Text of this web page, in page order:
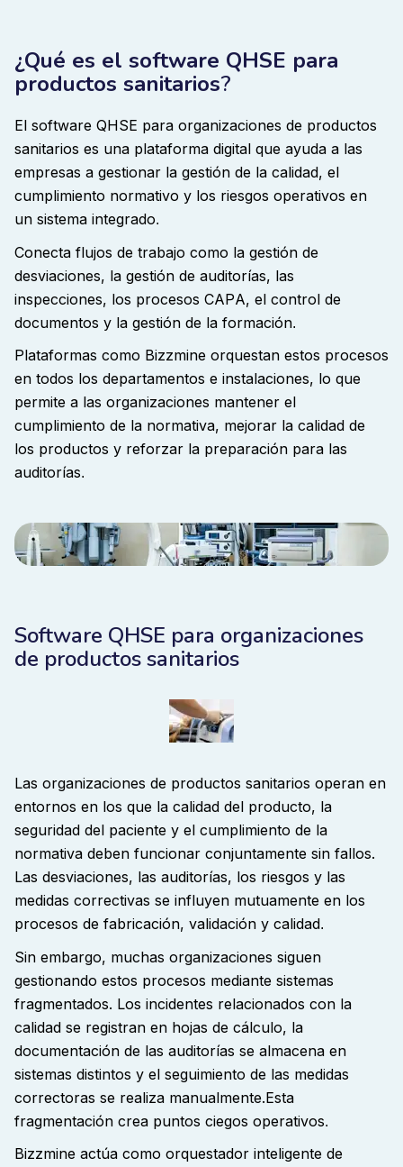
¿Qué es el software QHSE para
productos sanitarios?
El software QHSE para organizaciones de productos
sanitarios es una plataforma digital que ayuda a las
empresas a gestionar la gestión de la calidad, el
cumplimiento normativo y los riesgos operativos en
un sistema integrado.
Conecta flujos de trabajo como la gestión de
desviaciones, la gestión de auditorías, las
inspecciones, los procesos CAPA, el control de
documentos y la gestión de la formación.
Plataformas como Bizzmine orquestan estos procesos
en todos los departamentos e instalaciones, lo que
permite a las organizaciones mantener el
cumplimiento de la normativa, mejorar la calidad de
los productos y reforzar la preparación para las
auditorías.
Software QHSE para organizaciones
de productos sanitarios
Las organizaciones de productos sanitarios operan en
entornos en los que la calidad del producto, la
seguridad del paciente y el cumplimiento de la
normativa deben funcionar conjuntamente sin fallos.
Las desviaciones, las auditorías, los riesgos y las
medidas correctivas se influyen mutuamente en los
procesos de fabricación, validación y calidad.
Sin embargo, muchas organizaciones siguen
gestionando estos procesos mediante sistemas
fragmentados. Los incidentes relacionados con la
calidad se registran en hojas de cálculo, la
documentación de las auditorías se almacena en
sistemas distintos y el seguimiento de las medidas
correctoras se realiza manualmente.Esta
fragmentación crea puntos ciegos operativos.
Bizzmine actúa como orquestador inteligente de